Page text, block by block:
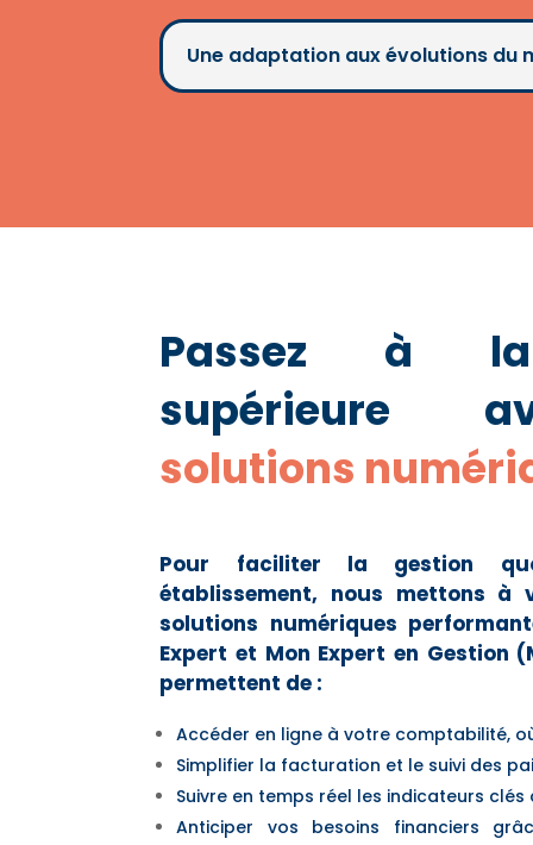
Une adaptation aux évolutions du
Passez à
supérieure
solutions
Pour faciliter la gestion
établissement, nous mettons à
solutions numériques
Expert et Mon Expert en Gestion
permettent de :
Accéder en ligne à votre comptabilité,
Simplifier la facturation et le suivi des
Suivre en temps réel les indicateurs
Anticiper vos besoins financiers